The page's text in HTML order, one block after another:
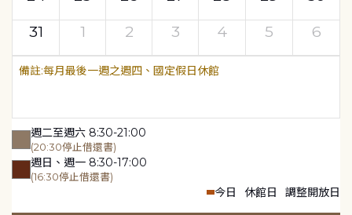
31
1 2 3 4 5 6
每月最後一週之週四、國定假日休館
週二至週六 8:30-21:00
(20:30停止借還書)
週日、週一 8:30-17:00
(16:30停止借還書)
今日 休館日 調整開放日